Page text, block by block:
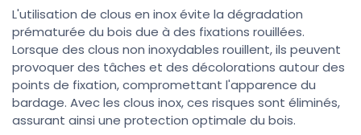
L'utilisation de clous en inox évite la dégradation
prématurée du bois due à des fixations rouillées.
Lorsque des clous non inoxydables rouillent, ils peuvent
provoquer des tâches et des décolorations autour des
points de fixation, compromettant l'apparence du
bardage. Avec les clous inox, ces risques sont éliminés,
assurant ainsi une protection optimale du bois.